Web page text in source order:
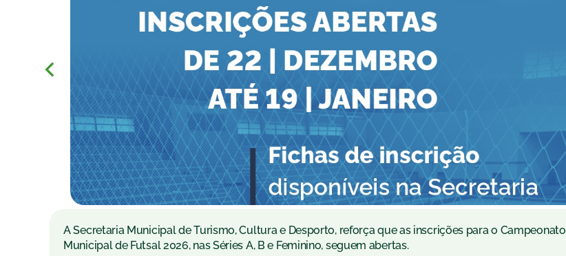
A Secretaria Municipal de Turismo, Cultura e Desporto, reforça que as inscrições para o Campeonato
Municipal de Futsal 2026, nas Séries A, B e Feminino, seguem abertas.